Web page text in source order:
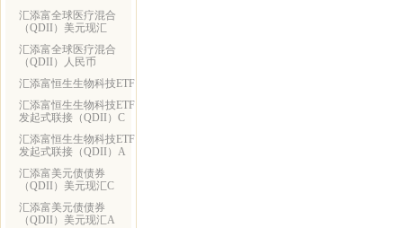
汇添富全球医疗混合
（QDII）美元现汇
汇添富全球医疗混合
（QDII）人民币
汇添富恒生生物科技ETF
汇添富恒生生物科技ETF
发起式联接（QDII）C
汇添富恒生生物科技ETF
发起式联接（QDII）A
汇添富美元债债券
（QDII）美元现汇C
汇添富美元债债券
（QDII）美元现汇A